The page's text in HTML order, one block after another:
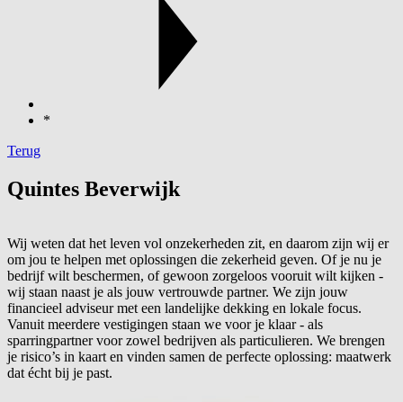
*
Terug
Quintes Beverwijk
Wij weten dat het leven vol onzekerheden zit, en daarom zijn wij er
om jou te helpen met oplossingen die zekerheid geven. Of je nu je
bedrijf wilt beschermen, of gewoon zorgeloos vooruit wilt kijken -
wij staan naast je als jouw vertrouwde partner. We zijn jouw
financieel adviseur met een landelijke dekking en lokale focus.
Vanuit meerdere vestigingen staan we voor je klaar - als
sparringpartner voor zowel bedrijven als particulieren. We brengen
je risico’s in kaart en vinden samen de perfecte oplossing: maatwerk
dat écht bij je past.